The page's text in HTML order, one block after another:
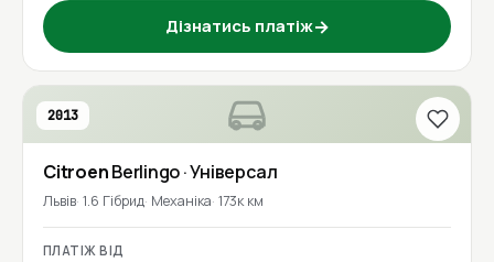
Дізнатись платіж→
2013
CitroenBerlingo· Універсал
Львів 1.6 Гібрид Механіка 173к км
ПЛАТІЖ ВІД